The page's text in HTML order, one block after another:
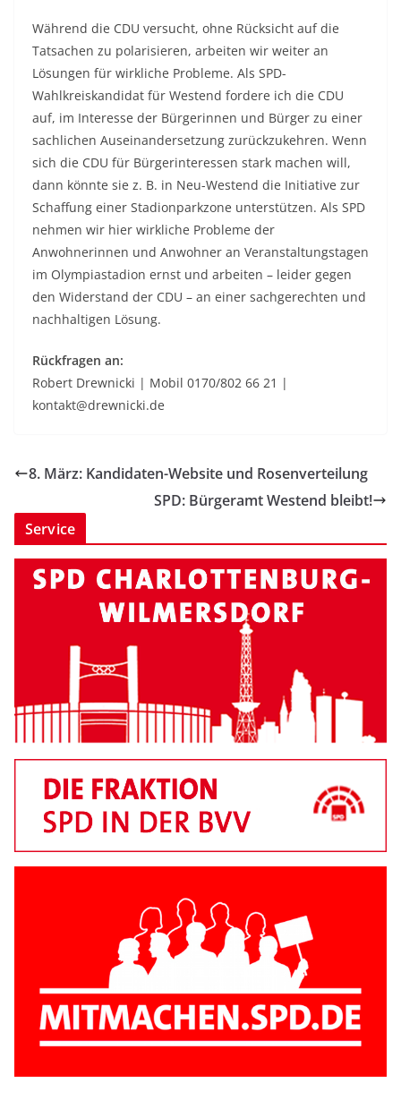
Während die CDU versucht, ohne Rücksicht auf die
Tatsachen zu polarisieren, arbeiten wir weiter an
Lösungen für wirkliche Probleme. Als SPD-
Wahlkreiskandidat für Westend fordere ich die CDU
auf, im Interesse der Bürgerinnen und Bürger zu einer
sachlichen Auseinandersetzung zurückzukehren. Wenn
sich die CDU für Bürgerinteressen stark machen will,
dann könnte sie z. B. in Neu-Westend die Initiative zur
Schaffung einer Stadionparkzone unterstützen. Als SPD
nehmen wir hier wirkliche Probleme der
Anwohnerinnen und Anwohner an Veranstaltungstagen
im Olympiastadion ernst und arbeiten – leider gegen
den Widerstand der CDU – an einer sachgerechten und
nachhaltigen Lösung.
Rückfragen an:
Robert Drewnicki | Mobil 0170/802 66 21 |
kontakt@drewnicki.de
8. März: Kandidaten-Website und Rosenverteilung
SPD: Bürgeramt Westend bleibt!
Service